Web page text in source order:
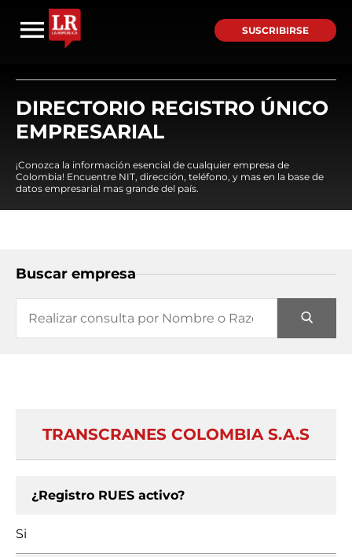
SUSCRIBIRSE
DIRECTORIO REGISTRO ÚNICO
EMPRESARIAL
¡Conozca la información esencial de cualquier empresa de
Colombia! Encuentre NIT, dirección, teléfono, y mas en la base de
datos empresarial mas grande del país.
Buscar empresa
TRANSCRANES COLOMBIA S.A.S
¿Registro RUES activo?
Si